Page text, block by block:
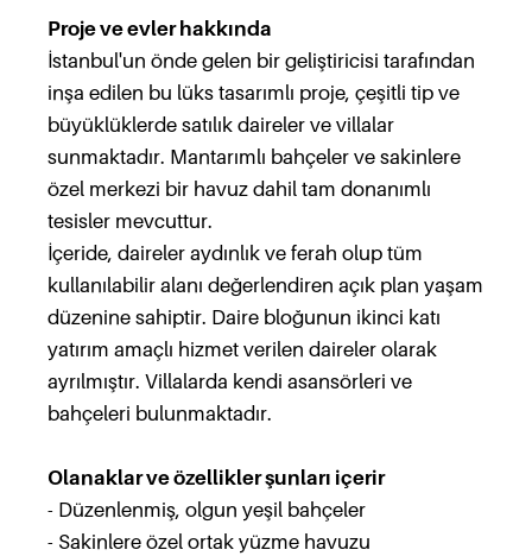
Proje ve evler hakkında
İstanbul'un önde gelen bir geliştiricisi tarafından
inşa edilen bu lüks tasarımlı proje, çeşitli tip ve
büyüklüklerde satılık daireler ve villalar
sunmaktadır. Mantarımlı bahçeler ve sakinlere
özel merkezi bir havuz dahil tam donanımlı
tesisler mevcuttur.
İçeride, daireler aydınlık ve ferah olup tüm
kullanılabilir alanı değerlendiren açık plan yaşam
düzenine sahiptir. Daire bloğunun ikinci katı
yatırım amaçlı hizmet verilen daireler olarak
ayrılmıştır. Villalarda kendi asansörleri ve
bahçeleri bulunmaktadır.
Olanaklar ve özellikler şunları içerir
- Düzenlenmiş, olgun yeşil bahçeler
- Sakinlere özel ortak yüzme havuzu